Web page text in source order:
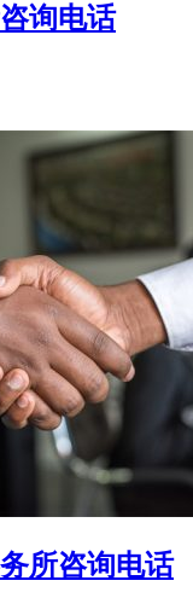
询电话
所咨询电话